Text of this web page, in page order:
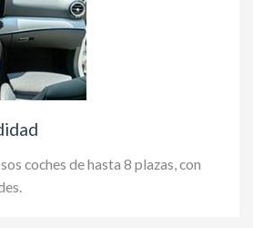
coches de hasta 8 plazas, con